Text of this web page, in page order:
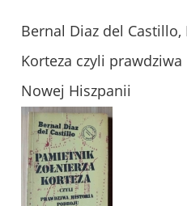
Bernal Diaz del Castillo,
Korteza czyli
Nowej Hiszpanii